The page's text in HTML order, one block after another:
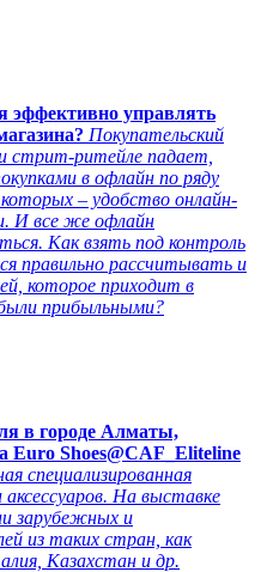
эффективно управлять
Покупательский
стрит-ритейле падает,
в офлайн по ряду
– удобство онлайн-
И все же офлайн
Как взять под контроль
правильно рассчитывать и
которое приходит в
прибыльными?
в городе Алматы,
Euro Shoes@CAF_Eliteline
специализированная
На выставке
зарубежных и
из таких стран, как
Казахстан и др.